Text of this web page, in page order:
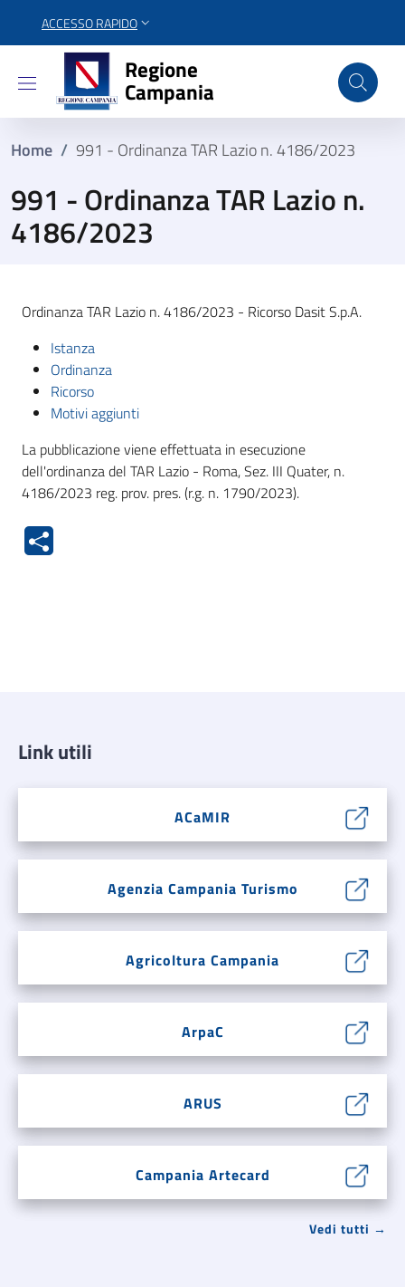
ACCESSO RAPIDO
Regione Campania
Regione
Campania
Home / 991 - Ordinanza TAR Lazio n. 4186/2023
991 - Ordinanza TAR Lazio n.
4186/2023
Ordinanza TAR Lazio n. 4186/2023 - Ricorso Dasit S.p.A.
Istanza
Ordinanza
Ricorso
Motivi aggiunti
La pubblicazione viene effettuata in esecuzione
dell'ordinanza del TAR Lazio - Roma, Sez. III Quater, n.
4186/2023 reg. prov. pres. (r.g. n. 1790/2023).
Link utili
ACaMIR
Agenzia Campania Turismo
Agricoltura Campania
ArpaC
ARUS
Campania Artecard
Vedi tutti →